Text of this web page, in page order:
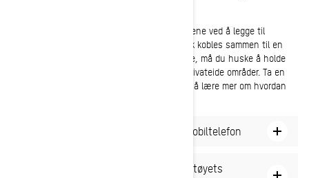
Du kan også planlegge utflukter utenfor løypene ved å legge til
veipunkter manuelt på kartet som automatisk kobles sammen til en
reiserute. Når du beveger deg utenfor løypene, må du huske å holde
deg innenfor offisielle kjøreområder eller på privateide områder. Ta en
vårt for å lære mer om hvordan
Slik oppretter du en reiserute på en mobiltelefon
Slik oppretter du en reiserute fra kjøretøyets